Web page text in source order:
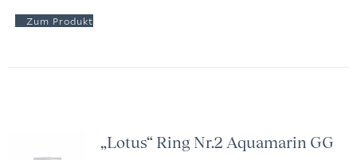
„Lotus“ Ring Nr.2 Aquamarin GG